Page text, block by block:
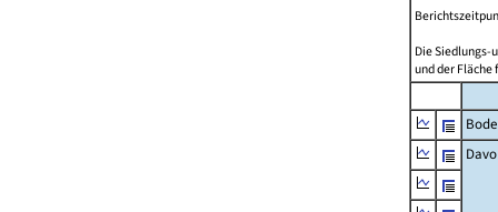
Die Siedlungs-
und der Fläche